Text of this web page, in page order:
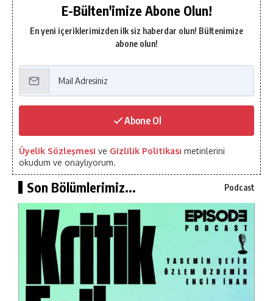
E-Bülten'imize Abone Olun!
En yeni içeriklerimizden ilk siz haberdar olun! Bültenimize
abone olun!
Abone Ol
Üyelik Sözleşmesi ve Gizlilik Politikası metinlerini
okudum ve onaylıyorum.
Son Bölümlerimiz... Podcast